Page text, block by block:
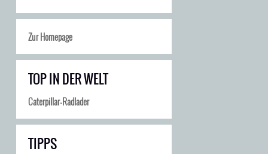
Zur Homepage
TOP IN DER WELT
Caterpillar-Radlader
TIPPS